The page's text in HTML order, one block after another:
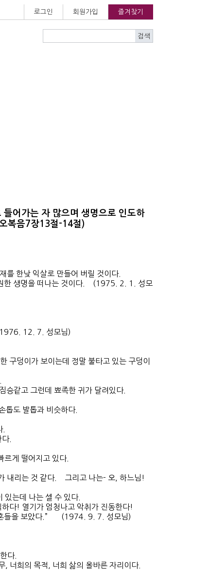
로그인 회원가입 즐겨찾기
어가는 자 많으며 생명으로 인도하
복음7장13절-14절)
를 한낮 익살로 만들어 버릴 것이다.
한 생명을 떠나는 것이다. (1975. 2. 1. 성모
12. 7. 성모님)
구덩이가 보이는데 정말 불타고 있는 구덩이
승같고 그런데 뾰족한 귀가 달려있다.
톱도 발톱과 비슷하다.
.
.
게 떨어지고 있다.
내리는 것 같다.
그리고 나는- 오, 하느님!
는데 나는 셀 수 있다.
다! 열기가 엄청나고 악취가 진동한다!
영혼들을 보았다.” (1974. 9. 7. 성모님)
다.
, 너희의 목적, 너희 삶의 올바른 자리이다.